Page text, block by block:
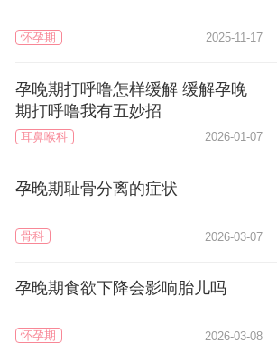
怀孕期 2025-11-17
孕晚期打呼噜怎样缓解 缓解孕晚
期打呼噜我有五妙招
耳鼻喉科 2026-01-07
孕晚期耻骨分离的症状
骨科 2026-03-07
孕晚期食欲下降会影响胎儿吗
怀孕期 2026-03-08